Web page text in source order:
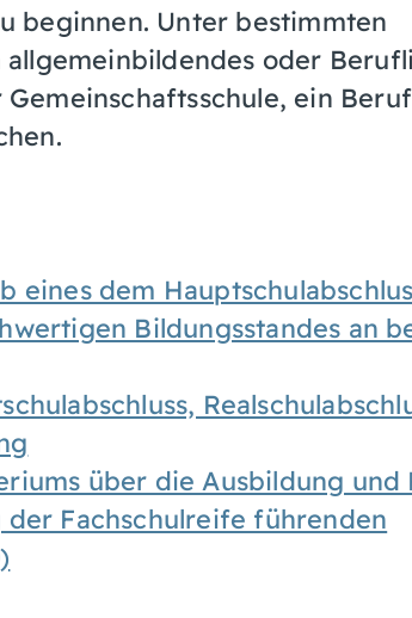
beginnen. Unter bestimmten
oder
ein
eines dem
Bildungsstandes an
über die Ausbildung und
Fachschulreife führenden